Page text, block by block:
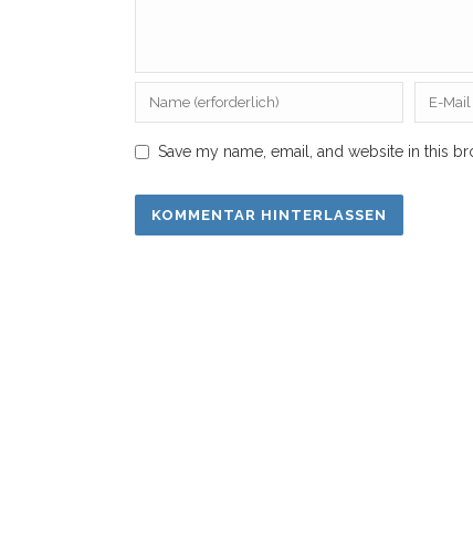
Save my name, email, and website in this